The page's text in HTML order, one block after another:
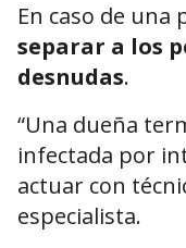
En caso de una
separar a los
desnudas.
“Una dueña
infectada por
actuar con
especialista.